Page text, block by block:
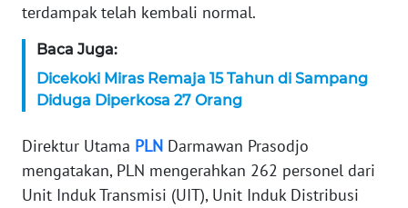
terdampak telah kembali normal.
Baca Juga:
Dicekoki Miras Remaja 15 Tahun di Sampang
Diduga Diperkosa 27 Orang
Direktur Utama PLN Darmawan Prasodjo
mengatakan, PLN mengerahkan 262 personel dari
Unit Induk Transmisi (UIT), Unit Induk Distribusi
JAKARTA
WN
WN
BANTEN